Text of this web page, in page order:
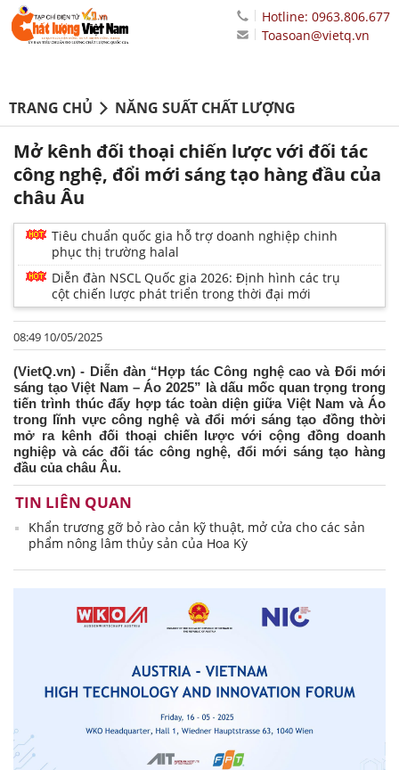
Hotline: 0963.806.677
Toasoan@vietq.vn
TRANG CHỦ NĂNG SUẤT CHẤT LƯỢNG
Mở kênh đối thoại chiến lược với đối tác
công nghệ, đổi mới sáng tạo hàng đầu của
châu Âu
Tiêu chuẩn quốc gia hỗ trợ doanh nghiệp chinh
phục thị trường halal
Diễn đàn NSCL Quốc gia 2026: Định hình các trụ
cột chiến lược phát triển trong thời đại mới
08:49 10/05/2025
(VietQ.vn) - Diễn đàn “Hợp tác Công nghệ cao và Đổi mới
sáng tạo Việt Nam – Áo 2025” là dấu mốc quan trọng trong
tiến trình thúc đẩy hợp tác toàn diện giữa Việt Nam và Áo
trong lĩnh vực công nghệ và đổi mới sáng tạo đồng thời
mở ra kênh đối thoại chiến lược với cộng đồng doanh
nghiệp và các đối tác công nghệ, đổi mới sáng tạo hàng
đầu của châu Âu.
TIN LIÊN QUAN
Khẩn trương gỡ bỏ rào cản kỹ thuật, mở cửa cho các sản
phẩm nông lâm thủy sản của Hoa Kỳ